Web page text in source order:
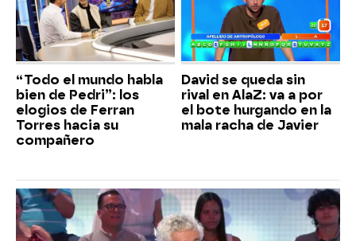
“Todo el mundo habla
bien de Pedri”: los
elogios de Ferran
Torres hacia su
compañero
David se queda sin
rival en AlaZ: va a por
el bote hurgando en la
mala racha de Javier